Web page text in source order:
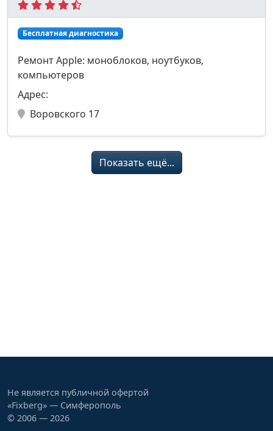
Бесплатная диагностика
Ремонт Apple: моноблоков, ноутбуков,
компьютеров
Адрес:
Воровского 17
Показать ещё...
Не является публичной офертой
«Fixberg» — Симферополь
© 2006 — 2026